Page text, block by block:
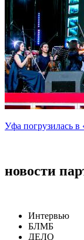
Уфа погрузилась
новости
Интервью
БЛМБ
ДЕЛО